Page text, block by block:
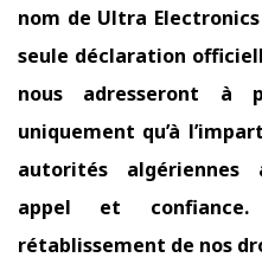
nom de Ultra
seule déclaration
nous adresseront à
uniquement qu’à
autorités algériennes
appel et
rétablissement de nos